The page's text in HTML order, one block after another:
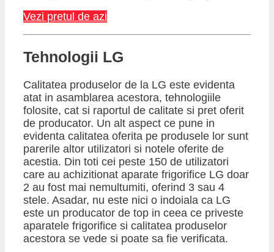
Vezi pretul de azi
​Tehnologii LG
Calitatea produselor de la LG este evidenta
atat in asamblarea acestora, tehnologiile
folosite, cat si raportul de calitate si pret oferit
de producator. Un alt aspect ce pune in
evidenta calitatea oferita pe produsele lor sunt
parerile altor utilizatori si notele oferite de
acestia. Din toti cei peste 150 de utilizatori
care au achizitionat aparate frigorifice LG doar
2 au fost mai nemultumiti, oferind 3 sau 4
stele. Asadar, nu este nici o indoiala ca LG
este un producator de top in ceea ce priveste
aparatele frigorifice si calitatea produselor
acestora se vede si poate sa fie verificata.